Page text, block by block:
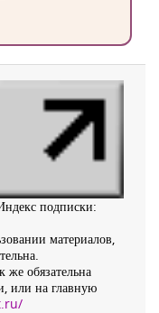
подписки:
материалов,
же обязательна
или на главную